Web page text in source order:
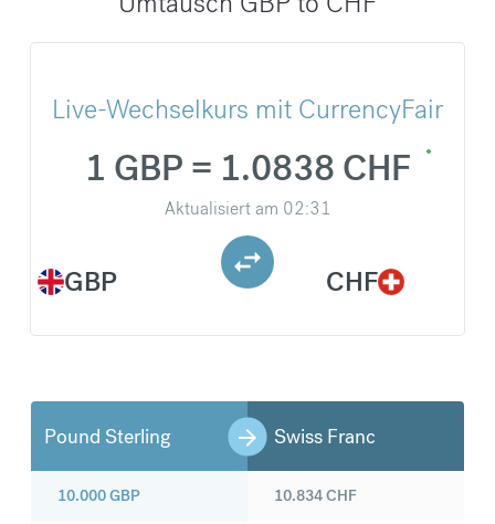
Live-Wechselkurs mit CurrencyFair
GBP
1 GBP = 1.0838 CHF
Aktualisiert am 02:31
CHF
Pound Sterling Swiss Franc
10.000GBP 10.834CHF